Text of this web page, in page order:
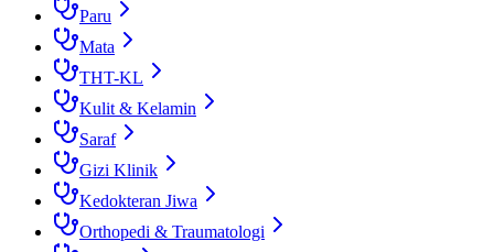
Paru
Mata
THT-KL
Kulit & Kelamin
Saraf
Gizi Klinik
Kedokteran Jiwa
Orthopedi & Traumatologi